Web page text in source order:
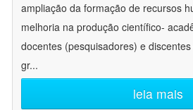
ampliação da formação de recursos
melhoria na produção científico-
docentes (pesquisadores) e
gr...
leia mais